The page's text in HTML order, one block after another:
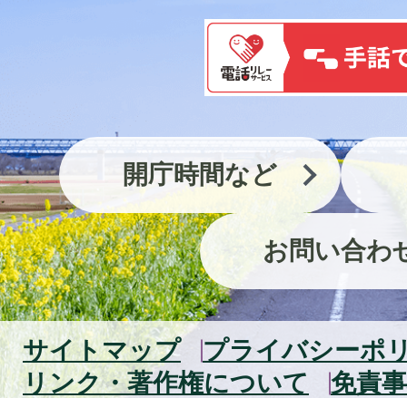
開庁時間など
お問い合わ
サイトマップ
プライバシーポ
リンク・著作権について
免責